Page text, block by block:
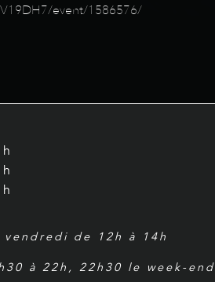
event/1586576/
de 12h à 14h
à 22h, 22h30 le week-end